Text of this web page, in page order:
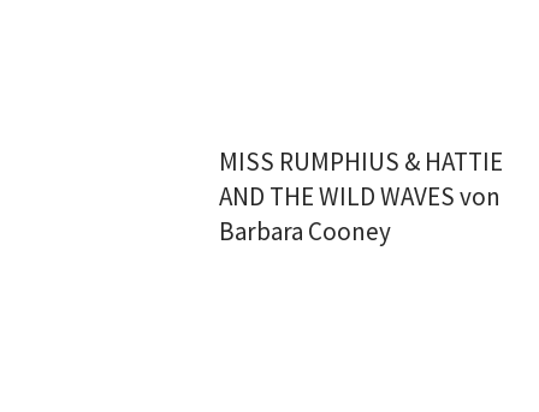
MISS RUMPHIUS & HATTIE
AND THE WILD WAVES von
Barbara Cooney